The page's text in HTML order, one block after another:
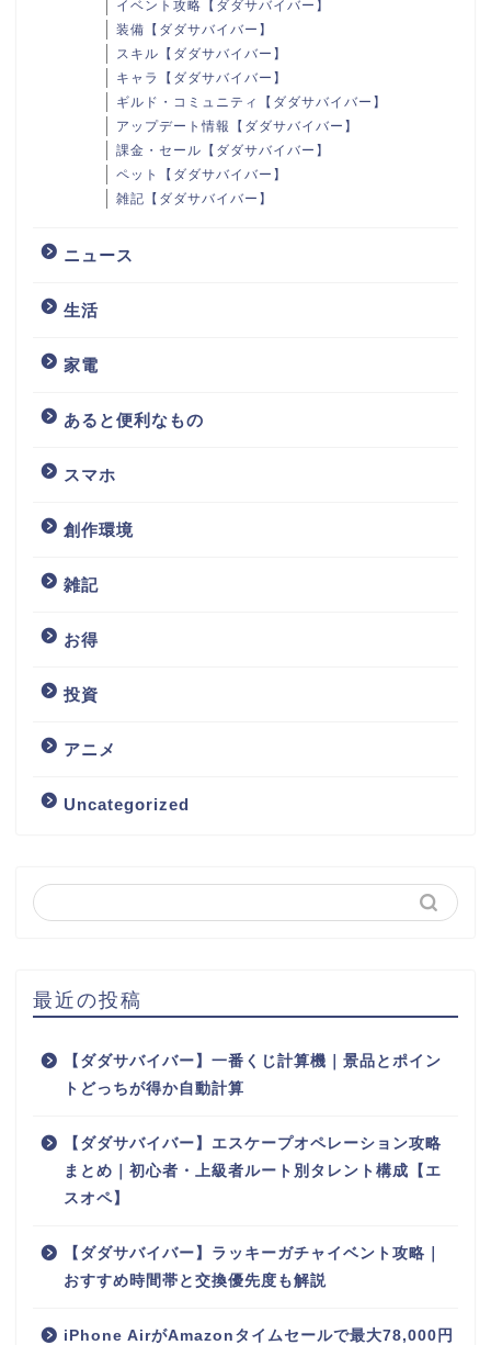
イベント攻略【ダダサバイバー】
装備【ダダサバイバー】
スキル【ダダサバイバー】
キャラ【ダダサバイバー】
ギルド・コミュニティ【ダダサバイバー】
アップデート情報【ダダサバイバー】
課金・セール【ダダサバイバー】
ペット【ダダサバイバー】
雑記【ダダサバイバー】
ニュース
生活
家電
あると便利なもの
スマホ
創作環境
雑記
お得
投資
アニメ
Uncategorized
最近の投稿
【ダダサバイバー】一番くじ計算機｜景品とポイン
トどっちが得か自動計算
【ダダサバイバー】エスケープオペレーション攻略
まとめ｜初心者・上級者ルート別タレント構成【エ
スオペ】
【ダダサバイバー】ラッキーガチャイベント攻略｜
おすすめ時間帯と交換優先度も解説
iPhone AirがAmazonタイムセールで最大78,000円